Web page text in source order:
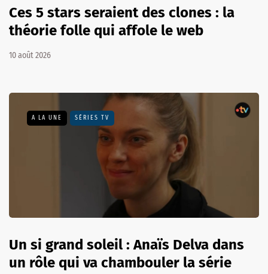
Ces 5 stars seraient des clones : la
théorie folle qui affole le web
10 août 2026
A LA UNE SÉRIES TV
Un si grand soleil : Anaïs Delva dans
un rôle qui va chambouler la série